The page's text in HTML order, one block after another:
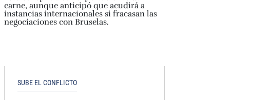
SUBE EL CONFLICTO